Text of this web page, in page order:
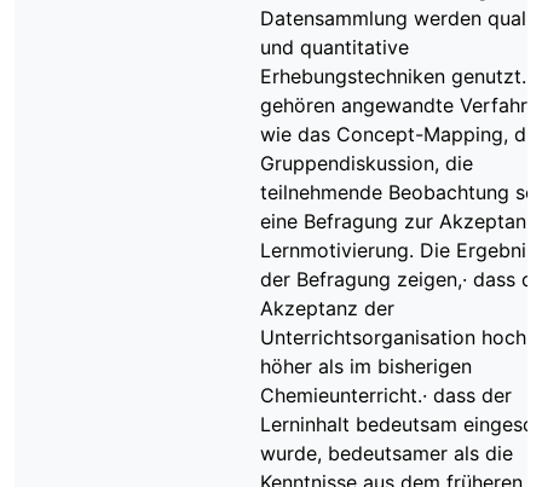
Datensammlung werden
und quantitative
Erhebungstechniken genutzt.
gehören angewandte
wie das Concept-Mapping, die
Gruppendiskussion, die
teilnehmende Beobachtung
eine Befragung zur Akzeptanz
Lernmotivierung. Die
der Befragung zeigen,· dass
Akzeptanz der
Unterrichtsorganisation hoch
höher als im bisherigen
Chemieunterricht.· dass der
Lerninhalt bedeutsam
wurde, bedeutsamer als die
Kenntnisse aus dem früheren